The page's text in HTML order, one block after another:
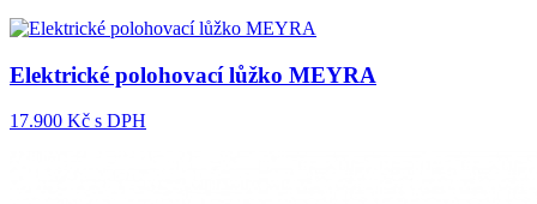
Elektrické polohovací lůžko MEYRA
17.900 Kč s DPH